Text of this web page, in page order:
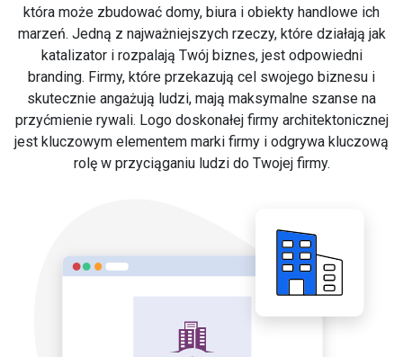
która może zbudować domy, biura i obiekty handlowe ich
marzeń. Jedną z najważniejszych rzeczy, które działają jak
katalizator i rozpalają Twój biznes, jest odpowiedni
branding. Firmy, które przekazują cel swojego biznesu i
skutecznie angażują ludzi, mają maksymalne szanse na
przyćmienie rywali. Logo doskonałej firmy architektonicznej
jest kluczowym elementem marki firmy i odgrywa kluczową
rolę w przyciąganiu ludzi do Twojej firmy.